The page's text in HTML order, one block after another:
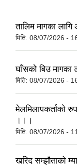
तालिम मागका
मिति: 08/07/2026 -
घाँसको बिउ मागका
मिति: 08/07/2026 -
मेलमिलापकर्ताको
।।।
मिति: 08/07/2026 -
खरिद सम्झौताको